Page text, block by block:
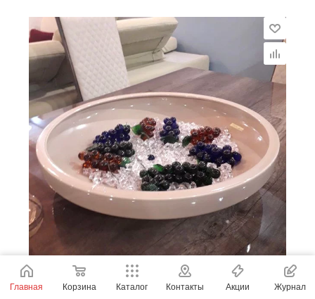
Главная Корзина Каталог Контакты Акции Журнал